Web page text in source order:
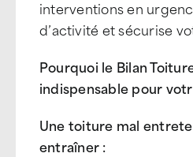
interventions en
d’activité et sécurise
Pourquoi le Bilan
indispensable pour
Une toiture mal
entraîner :